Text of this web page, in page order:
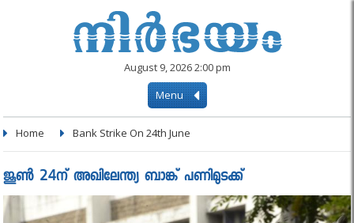
August 9, 2026 2:00 pm
Menu
Home Bank Strike On 24th June
ജൂണ്‍ 24ന് അഖിലേന്ത്യ ബാങ്ക് പണിമുടക്ക്